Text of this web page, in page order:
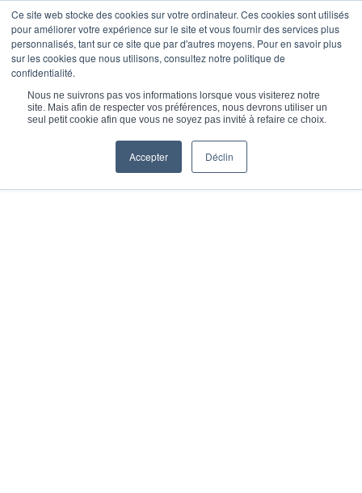
Ce site web stocke des cookies sur votre ordinateur. Ces cookies sont utilisés
pour améliorer votre expérience sur le site et vous fournir des services plus
personnalisés, tant sur ce site que par d'autres moyens. Pour en savoir plus
sur les cookies que nous utilisons, consultez notre politique de
confidentialité.
Nous ne suivrons pas vos informations lorsque vous visiterez notre
site. Mais afin de respecter vos préférences, nous devrons utiliser un
seul petit cookie afin que vous ne soyez pas invité à refaire ce choix.
Accepter Déclin
Vous êtes ici : Accueil / Ressources / Vidéothèque